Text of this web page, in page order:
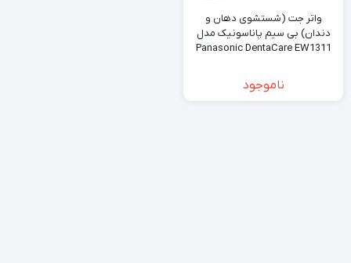
واتر جت (شستشوی دهان و
دندان) بی سیم پاناسونیک مدل
Panasonic DentaCare EW1311
ناموجود